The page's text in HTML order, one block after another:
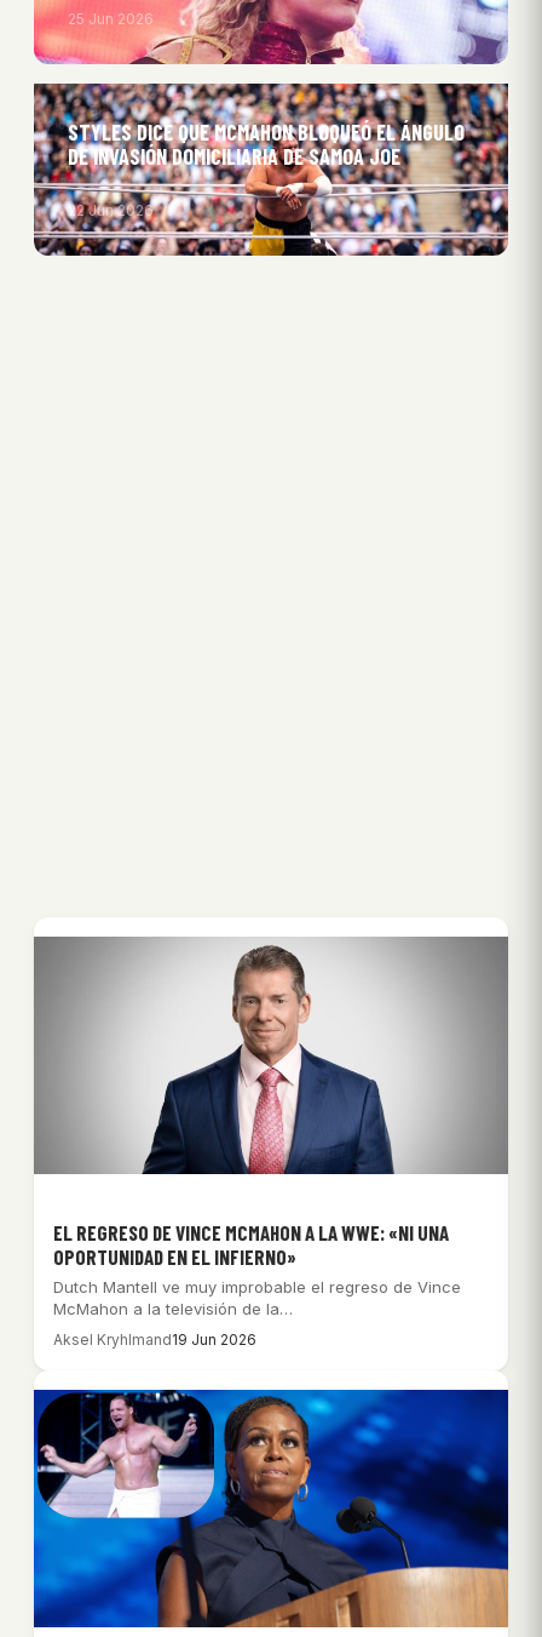
25 Jun 2026
STYLES DICE QUE MCMAHON BLOQUEÓ EL ÁNGULO
DE INVASIÓN DOMICILIARIA DE SAMOA JOE
22 Jun 2026
EL REGRESO DE VINCE MCMAHON A LA WWE: «NI UNA
OPORTUNIDAD EN EL INFIERNO»
Dutch Mantell ve muy improbable el regreso de Vince
McMahon a la televisión de la…
Aksel Kryhlmand19 Jun 2026